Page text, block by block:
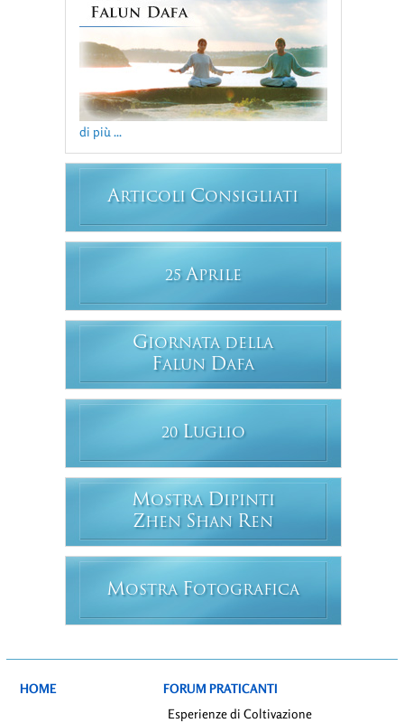
di più ...
ARTICOLI CONSIGLIATI
25 APRILE
GIORNATA DELLA
FALUN DAFA
20 LUGLIO
MOSTRA DIPINTI
ZHEN SHAN REN
MOSTRA FOTOGRAFICA
HOME
FORUM PRATICANTI
Esperienze di Coltivazione